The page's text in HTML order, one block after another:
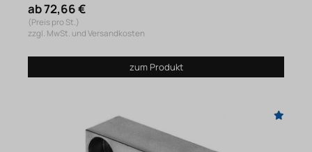
ab 72,66 €
(Preis pro St.)
zzgl. MwSt. und Versandkosten
zum Produkt